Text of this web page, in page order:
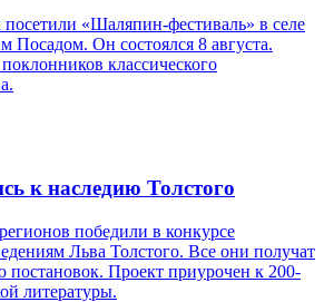
посетили «Шаляпин-фестиваль» в селе
Посадом. Он состоялся 8 августа.
классического
к наследию Толстого
победили в конкурсе
Льва Толстого. Все они получат
постановок. Проект приурочен к 200-
литературы.